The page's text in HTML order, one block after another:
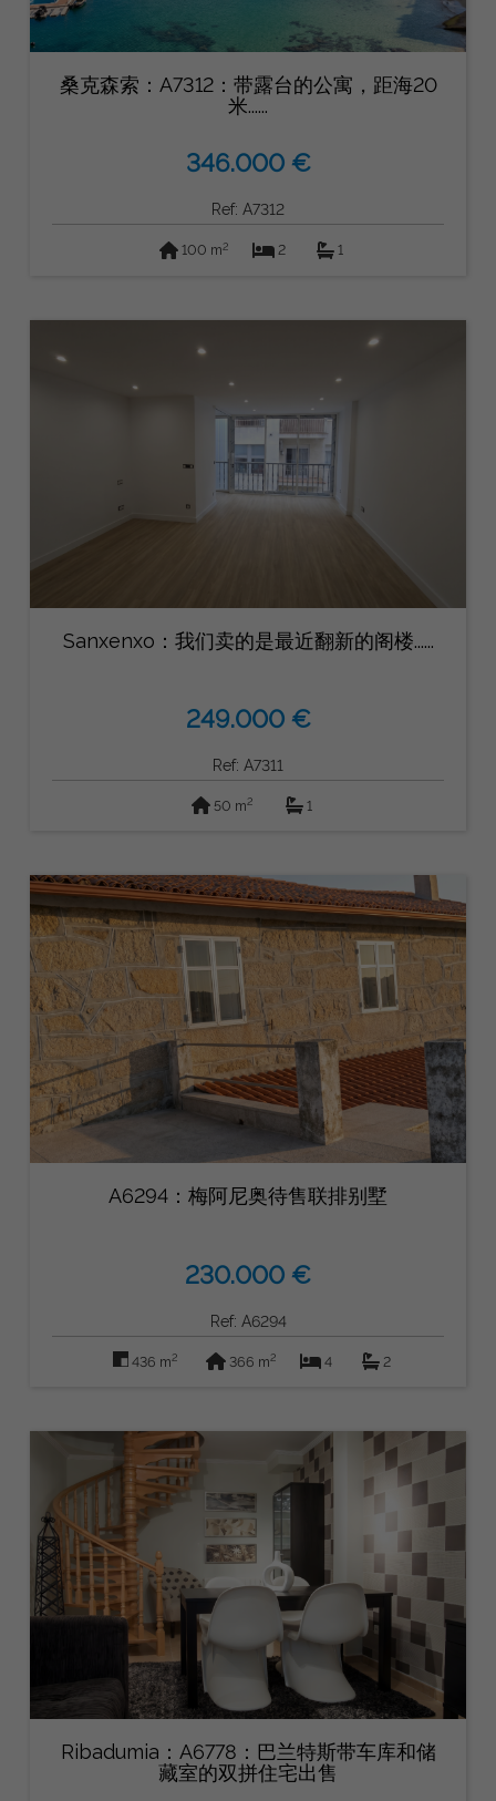
桑克森索：A7312：带露台的公寓，距海20
米......
346.000 €
Ref: A7312
100 m2 2 1
Sanxenxo：我们卖的是最近翻新的阁楼......
249.000 €
Ref: A7311
50 m2 1
A6294：梅阿尼奥待售联排别墅
230.000 €
Ref: A6294
436 m2 366 m2 4 2
Ribadumia：A6778：巴兰特斯带车库和储
藏室的双拼住宅出售